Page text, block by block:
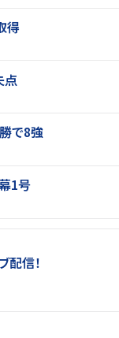
得
点
で8強
1号
配信！